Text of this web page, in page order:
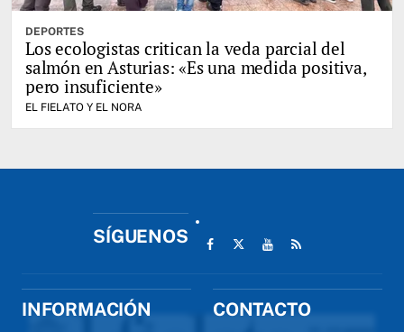
DEPORTES
Los ecologistas critican la veda parcial del
salmón en Asturias: «Es una medida positiva,
pero insuficiente»
EL FIELATO Y EL NORA
SÍGUENOS
INFORMACIÓN CONTACTO